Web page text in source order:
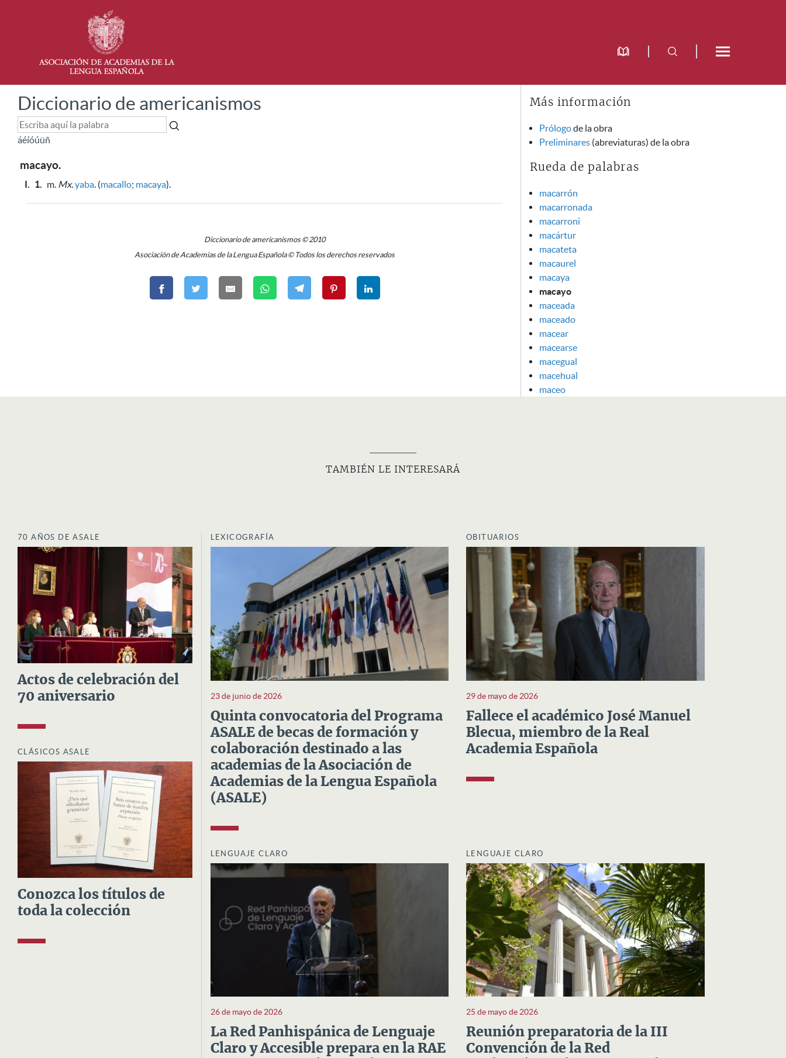
Diccionario de americanismos
áéíóúüñ
macayo.
I. 1. m. Mx.yaba. (macallo; macaya).
Diccionario de americanismos © 2010
Asociación de Academias de la Lengua Española © Todos los derechos reservados
Más información
Prólogode la obra
Preliminares (abreviaturas) de la obra
Rueda de palabras
macarrón
macarronada
macarroni
macártur
macateta
macaurel
macaya
macayo
maceada
maceado
macear
macearse
macegual
macehual
maceo
TAMBIÉN LE INTERESARÁ
70 AÑOS DE ASALE
Actos de celebración del
70 aniversario
CLÁSICOS ASALE
Conozca los títulos de
toda la colección
LEXICOGRAFÍA
23 de junio de 2026
Quinta convocatoria del Programa
ASALE de becas de formación y
colaboración destinado a las
academias de la Asociación de
Academias de la Lengua Española
(ASALE)
OBITUARIOS
29 de mayo de 2026
Fallece el académico José Manuel
Blecua, miembro de la Real
Academia Española
LENGUAJE CLARO
26 de mayo de 2026
La Red Panhispánica de Lenguaje
Claro y Accesible prepara en la RAE
LENGUAJE CLARO
25 de mayo de 2026
Reunión preparatoria de la III
Convención de la Red